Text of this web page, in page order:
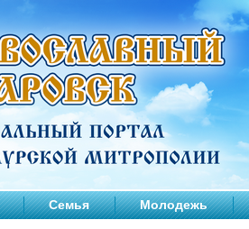
Семья Молодежь